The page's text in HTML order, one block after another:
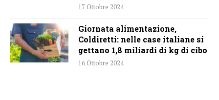
17 Ottobre 2024
Giornata alimentazione,
Coldiretti: nelle case italiane si
gettano 1,8 miliardi di kg di cibo
16 Ottobre 2024